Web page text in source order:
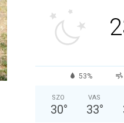
53%
SZO
30°
VAS
33°